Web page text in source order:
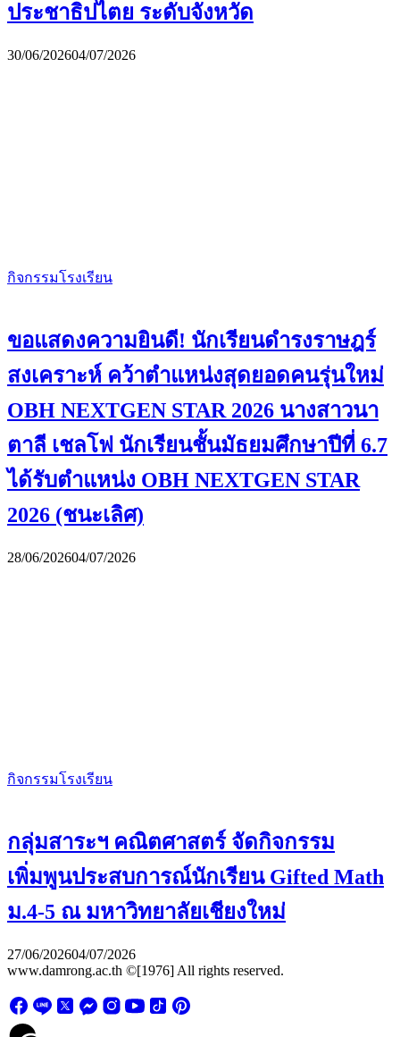
ประชาธิปไตย ระดับจังหวัด
30/06/202604/07/2026
กิจกรรมโรงเรียน
ขอแสดงความยินดี! นักเรียนดำรงราษฎร์
สงเคราะห์ คว้าตำแหน่งสุดยอดคนรุ่นใหม่
OBH NEXTGEN STAR 2026 นางสาวนา
ตาลี เชลโฟ นักเรียนชั้นมัธยมศึกษาปีที่ 6.7
ได้รับตำแหน่ง OBH NEXTGEN STAR
2026 (ชนะเลิศ)
28/06/202604/07/2026
กิจกรรมโรงเรียน
กลุ่มสาระฯ คณิตศาสตร์ จัดกิจกรรม
เพิ่มพูนประสบการณ์นักเรียน Gifted Math
ม.4-5 ณ มหาวิทยาลัยเชียงใหม่
27/06/202604/07/2026
www.damrong.ac.th ©[1976] All rights reserved.